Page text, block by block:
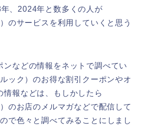
、2024年と数多くの人が
のサービスを利用していくと思う
ンなどの情報をネットで調べてい
ック）のお得な割引クーポンやオ
情報などは、もしかしたら
のお店のメルマガなどで配信して
で色々と調べてみることにしまし